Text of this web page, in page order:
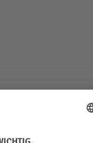
Etiketten zum Einschieben
75 mm Breite erhältlich